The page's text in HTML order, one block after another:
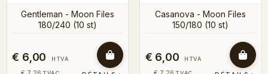
Gentleman - Moon Files
180/240 (10 st)
€ 6,00 HTVA
Casanova - Moon Files
150/180 (10 st)
€ 6,00 HTVA